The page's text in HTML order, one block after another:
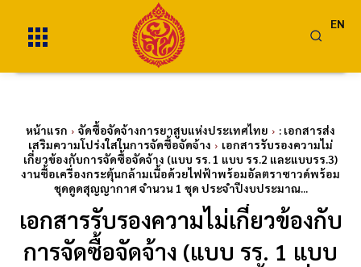
EN
หน้าแรก จัดซื้อจัดจ้างการยาสูบแห่งประเทศไทย
: เอกสารส่ง
เสริมความโปร่งใสในการจัดซื้อจัดจ้าง
เอกสารรับรองความไม่
เกี่ยวข้องกับการจัดซื้อจัดจ้าง (แบบ รร. 1 แบบ รร.2 และแบบรร.3)
งานซื้อเครื่องกระตุ้นกล้ามเนื้อด้วยไฟฟ้าพร้อมอัลตราซาวด์พร้อม
ชุดดูดสุญญากาศ จำนวน 1 ชุด ประจำปีงบประมาณ...
เอกสารรับรองความไม่เกี่ยวข้องกับ
การจัดซื้อจัดจ้าง (แบบ รร. 1 แบบ